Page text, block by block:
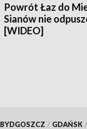
Powrót Łaz do
Sianów nie
[WIDEO]
BYDGOSZCZ / GDAŃSK /